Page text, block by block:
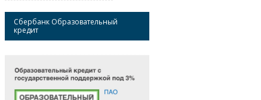
Сбербанк Образовательный
кредит